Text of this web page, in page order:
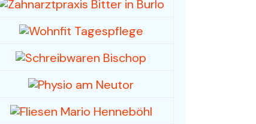
Mode / Bekleidung
Hobby/Musikinstrumente
& Zubehör
Spielwaren /
Sammlerstücke
Sport, -kleidung & -